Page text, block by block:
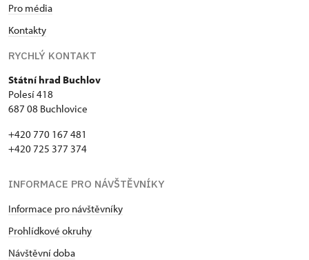
Pro média
Kontakty
RYCHLÝ KONTAKT
Státní hrad Buchlov
Polesí 418
687 08 Buchlovice
+420 770 167 481
+420 725 377 374
INFORMACE PRO NÁVŠTĚVNÍKY
Informace pro návštěvníky
Prohlídkové okruhy
Návštěvní doba